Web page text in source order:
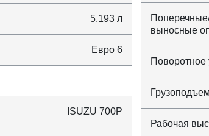
5.193 л
Евро 6
ISUZU 700P
выносные
Поворотное
Рабочая